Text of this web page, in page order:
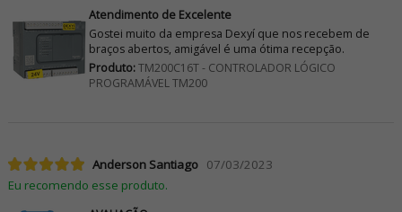
Atendimento de Excelente
Gostei muito da empresa Dexyí que nos recebem de
braços abertos, amigável é uma ótima recepção.
Produto:TM200C16T - CONTROLADOR LÓGICO
PROGRAMÁVEL TM200
Anderson Santiago 07/03/2023
Eu recomendo esse produto.